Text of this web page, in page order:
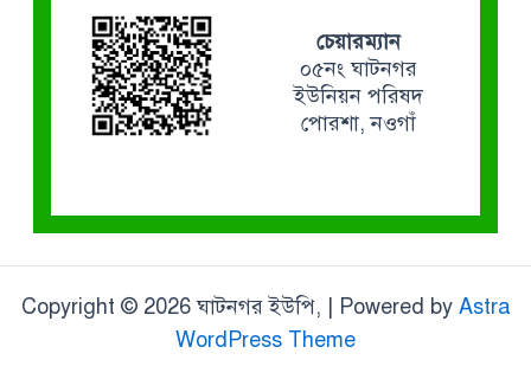
চেয়ারম্যান
০৫নং ঘাটনগর
ইউনিয়ন পরিষদ
পোরশা, নওগাঁ
Copyright © 2026 ঘাটনগর ইউপি, | Powered by Astra
WordPress Theme